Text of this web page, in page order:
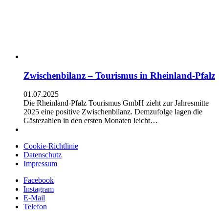
Zwischenbilanz – Tourismus in Rheinland-Pfalz
01.07.2025
Die Rheinland-Pfalz Tourismus GmbH zieht zur Jahresmitte
2025 eine positive Zwischenbilanz. Demzufolge lagen die
Gästezahlen in den ersten Monaten leicht…
Cookie-Richtlinie
Datenschutz
Impressum
Facebook
Instagram
E-Mail
Telefon